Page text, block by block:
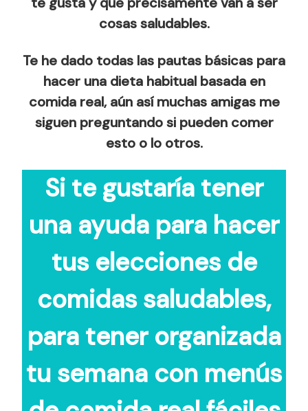
cosas saludables.
Te he dado todas las pautas básicas para
hacer una dieta habitual basada en
comida real, aún así muchas amigas me
siguen preguntando si pueden comer
esto o lo otros.
Si te gustaría tener
una ayuda para hacer
tus elecciones de
comidas saludables,
para tener organizada
tu semana con menús